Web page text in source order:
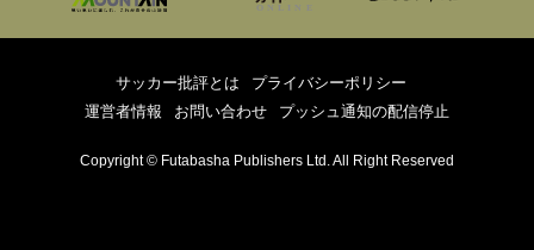
サッカー批評とは
プライバシーポリシー
運営者情報
お問い合わせ プッシュ通知の配信停止
Copyright © Futabasha Publishers Ltd. All Right Reserved